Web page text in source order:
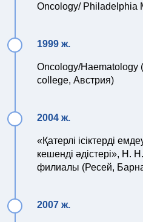
Oncology/ Philadelphia
1999 ж.
Oncology/Haematology
college, Австрия)
2004 ж.
«Қатерлі ісіктерді
кешенді әдістері»,
филиалы (Ресей,
2007 ж.